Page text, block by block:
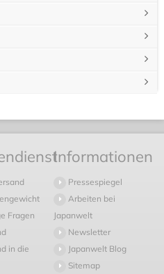
Fragen
in die
Informationen
Pressespiegel
Arbeiten bei
Japanwelt
Newsletter
Japanwelt Blog
Sitemap